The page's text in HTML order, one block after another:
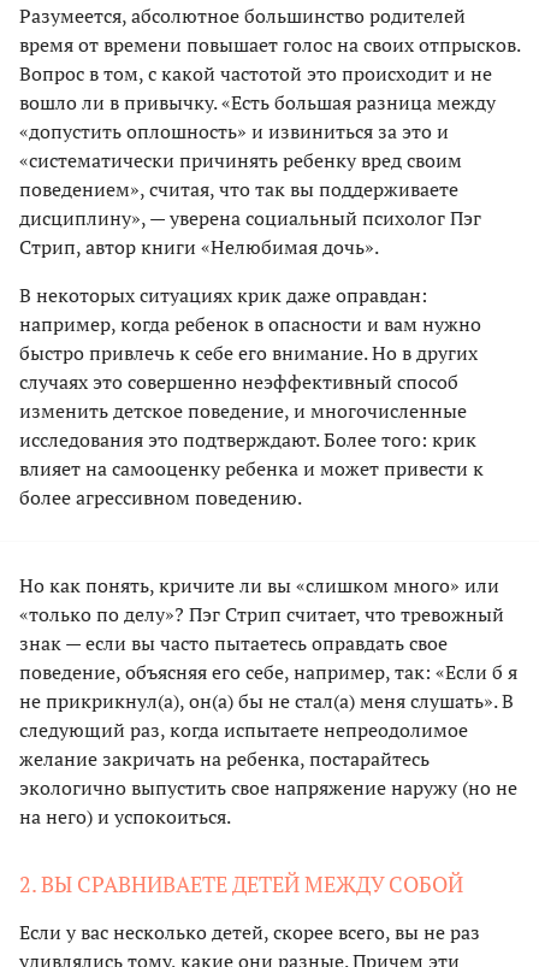
Разумеется, абсолютное большинство родителей
время от времени повышает голос на своих отпрысков.
Вопрос в том, с какой частотой это происходит и не
вошло ли в привычку. «Есть большая разница между
«допустить оплошность» и извиниться за это и
«систематически причинять ребенку вред своим
поведением», считая, что так вы поддерживаете
дисциплину», — уверена социальный психолог Пэг
Стрип, автор книги «Нелюбимая дочь».
В некоторых ситуациях крик даже оправдан:
например, когда ребенок в опасности и вам нужно
быстро привлечь к себе его внимание. Но в других
случаях это совершенно неэффективный способ
изменить детское поведение, и многочисленные
исследования это подтверждают. Более того: крик
влияет на самооценку ребенка и может привести к
более агрессивном поведению.
Но как понять, кричите ли вы «слишком много» или
«только по делу»? Пэг Стрип считает, что тревожный
знак — если вы часто пытаетесь оправдать свое
поведение, объясняя его себе, например, так: «Если б я
не прикрикнул(а), он(а) бы не стал(а) меня слушать». В
следующий раз, когда испытаете непреодолимое
желание закричать на ребенка, постарайтесь
экологично выпустить свое напряжение наружу (но не
на него) и успокоиться.
2. ВЫ СРАВНИВАЕТЕ ДЕТЕЙ МЕЖДУ СОБОЙ
Если у вас несколько детей, скорее всего, вы не раз
удивлялись тому, какие они разные. Причем эти